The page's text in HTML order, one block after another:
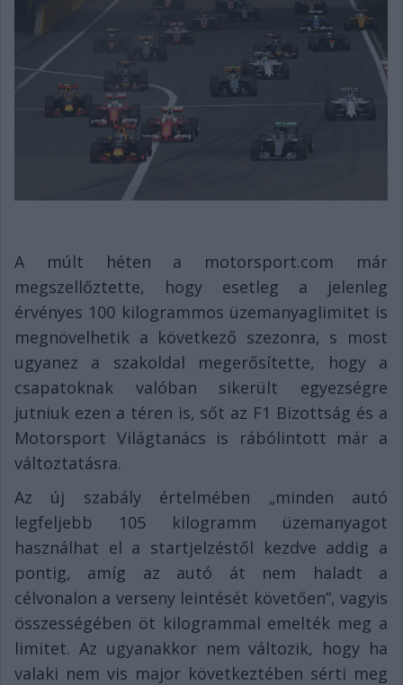
A múlt héten a motorsport.com már
megszellőztette, hogy esetleg a jelenleg
érvényes 100 kilogrammos üzemanyaglimitet is
megnövelhetik a következő szezonra, s most
ugyanez a szakoldal megerősítette, hogy a
csapatoknak valóban sikerült egyezségre
jutniuk ezen a téren is, sőt az F1 Bizottság és a
Motorsport Világtanács is rábólintott már a
változtatásra.
Az új szabály értelmében „minden autó
legfeljebb 105 kilogramm üzemanyagot
használhat el a startjelzéstől kezdve addig a
pontig, amíg az autó át nem haladt a
célvonalon a verseny leintését követően”, vagyis
összességében öt kilogrammal emelték meg a
limitet. Az ugyanakkor nem változik, hogy ha
valaki nem vis major következtében sérti meg